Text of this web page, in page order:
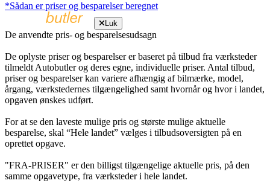
*Sådan er priser og besparelser beregnet
Luk
De anvendte pris- og besparelsesudsagn
De oplyste priser og besparelser er baseret på tilbud fra værksteder
tilmeldt Autobutler og deres egne, individuelle priser. Antal tilbud,
priser og besparelser kan variere afhængig af bilmærke, model,
årgang, værkstedernes tilgængelighed samt hvornår og hvor i landet,
opgaven ønskes udført.
For at se den laveste mulige pris og største mulige aktuelle
besparelse, skal “Hele landet” vælges i tilbudsoversigten på en
oprettet opgave.
"FRA-PRISER" er den billigst tilgængelige aktuelle pris, på den
samme opgavetype, fra værksteder i hele landet.